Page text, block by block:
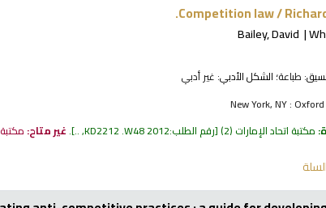
Competition law /
Bailey, David
طباعة؛ الشكل الأدبي: غير أدبي
New York, NY :
مكتبة اتحاد الإمارات (2) رقم الطلب:KD2212 .W48 2012, ..
.غير متاح: